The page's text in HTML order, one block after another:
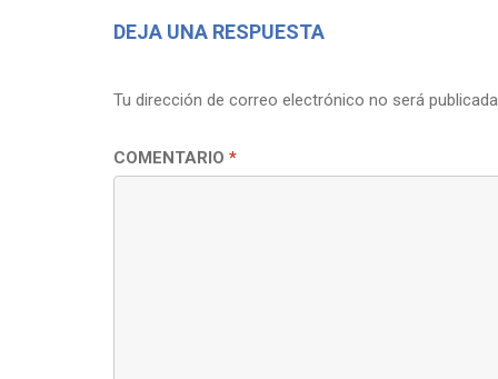
DEJA UNA RESPUESTA
Tu dirección de correo electrónico no será publicada.
COMENTARIO *